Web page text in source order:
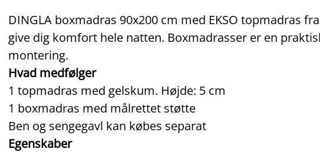
DINGLA boxmadras 90x200 cm med EKSO topmadras
give dig komfort hele natten. Boxmadrasser er en
montering.
Hvad medfølger
1 topmadras med gelskum. Højde: 5 cm
1 boxmadras med målrettet støtte
Ben og sengegavl kan købes separat
Egenskaber